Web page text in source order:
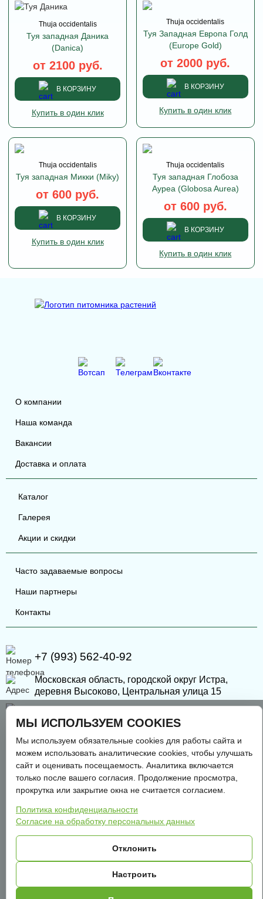
Thuja occidentalis
Туя западная Даника
(Danica)
от 2100 руб.
В КОРЗИНУ
Купить в один клик
Thuja occidentalis
Туя Западная Европа Голд
(Europe Gold)
от 2000 руб.
В КОРЗИНУ
Купить в один клик
Thuja occidentalis
Туя западная Микки (Miky)
от 600 руб.
В КОРЗИНУ
Купить в один клик
Thuja occidentalis
Туя западная Глобоза
Ауреа (Globosa Aurea)
от 600 руб.
В КОРЗИНУ
Купить в один клик
О компании
Наша команда
Вакансии
Доставка и оплата
Каталог
Галерея
Акции и скидки
Часто задаваемые вопросы
Наши партнеры
Контакты
+7 (993) 562-40-92
Московская область, городской округ Истра,
деревня Высоково, Центральная улица 15
2015 - 2026 © Грин Питомник - Все права защищены
ИП Крылова Елена Александровна
ОГРН: 323673300001687
Согласие на обработку перс. данных
МЫ ИСПОЛЬЗУЕМ COOKIES
Мы используем обязательные cookies для работы сайта и
можем использовать аналитические cookies, чтобы улучшать
сайт и оценивать посещаемость. Аналитика включается
только после вашего согласия. Продолжение просмотра,
прокрутка или закрытие окна не считается согласием.
Политика конфиденциальности
Согласие на обработку персональных данных
Отклонить
Настроить